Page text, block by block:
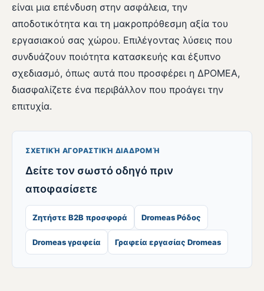
είναι μια επένδυση στην ασφάλεια, την
αποδοτικότητα και τη μακροπρόθεσμη αξία του
εργασιακού σας χώρου. Επιλέγοντας λύσεις που
συνδυάζουν ποιότητα κατασκευής και έξυπνο
σχεδιασμό, όπως αυτά που προσφέρει η ΔΡΟΜΕΑ,
διασφαλίζετε ένα περιβάλλον που προάγει την
επιτυχία.
ΣΧΕΤΙΚΉ ΑΓΟΡΑΣΤΙΚΉ ΔΙΑΔΡΟΜΉ
Δείτε τον σωστό οδηγό πριν
αποφασίσετε
Ζητήστε B2B προσφορά Dromeas Ρόδος
Dromeas γραφεία Γραφεία εργασίας Dromeas